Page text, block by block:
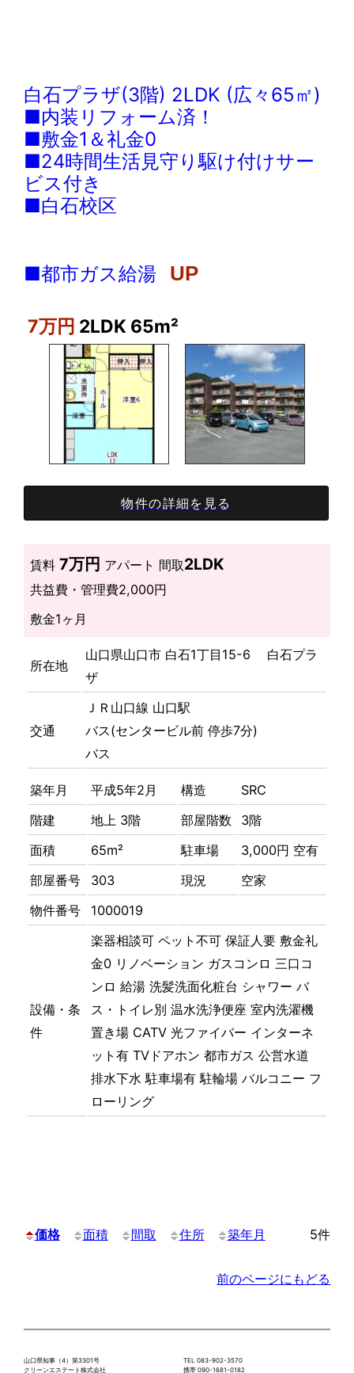
白石プラザ(3階) 2LDK (広々65㎡)
■内装リフォーム済！
■敷金1＆礼金0
■24時間生活見守り駆け付けサー
ビス付き
■白石校区
■都市ガス給湯 UP
7万円 2LDK 65m²
物件の詳細を見る
賃料 7万円 アパート 間取2LDK
共益費・管理費2,000円
敷金1ヶ月
所在地
山口県山口市 白石1丁目15-6 白石プラ
ザ
交通
ＪＲ山口線 山口駅
バス(センタービル前 停歩7分)
バス
築年月 平成5年2月 構造
SRC
階建
地上 3階 部屋階数
3階
面積
65m² 駐車場
3,000円 空有
部屋番号
303 現況
空家
物件番号
1000019
設備・条
件
楽器相談可 ペット不可 保証人要 敷金礼
金0 リノベーション ガスコンロ 三口コ
ンロ 給湯 洗髪洗面化粧台 シャワー バ
ス・トイレ別 温水洗浄便座 室内洗濯機
置き場 CATV 光ファイバー インターネ
ット有 TVドアホン 都市ガス 公営水道
排水下水 駐車場有 駐輪場 バルコニー フ
ローリング
価格 面積 間取 住所 築年月 5件
前のページにもどる
山口県知事（4）第3301号
クリーンエステート株式会社
TEL 083-902-3570
携帯 090-1681-0182